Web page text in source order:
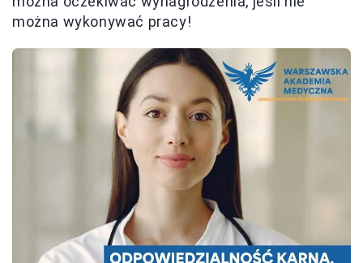
można wykonywać pracy!